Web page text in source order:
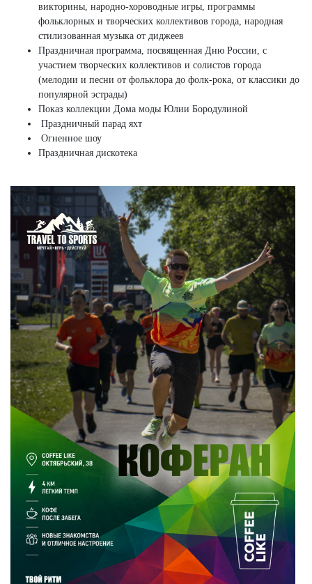
викторины, народно-хороводные игры, программы
фольклорных и творческих коллективов города, народная
стилизованная музыка от диджеев
Праздничная программа, посвященная Дню России, с
участием творческих коллективов и солистов города
(мелодии и песни от фольклора до фолк-рока, от классики до
популярной эстрады)
Показ коллекции Дома моды Юлии Бородулиной
Праздничный парад яхт
Огненное шоу
Праздничная дискотека